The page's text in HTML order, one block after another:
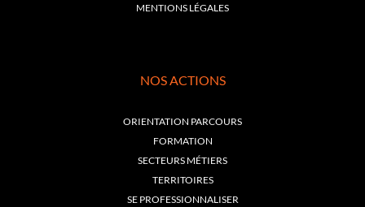
MENTIONS LÉGALES
NOS ACTIONS
ORIENTATION PARCOURS
FORMATION
SECTEURS MÉTIERS
TERRITOIRES
SE PROFESSIONNALISER